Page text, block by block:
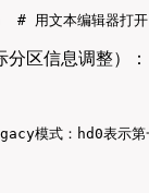
文本编辑器打开
区信息调整）：
式：hd0表示第